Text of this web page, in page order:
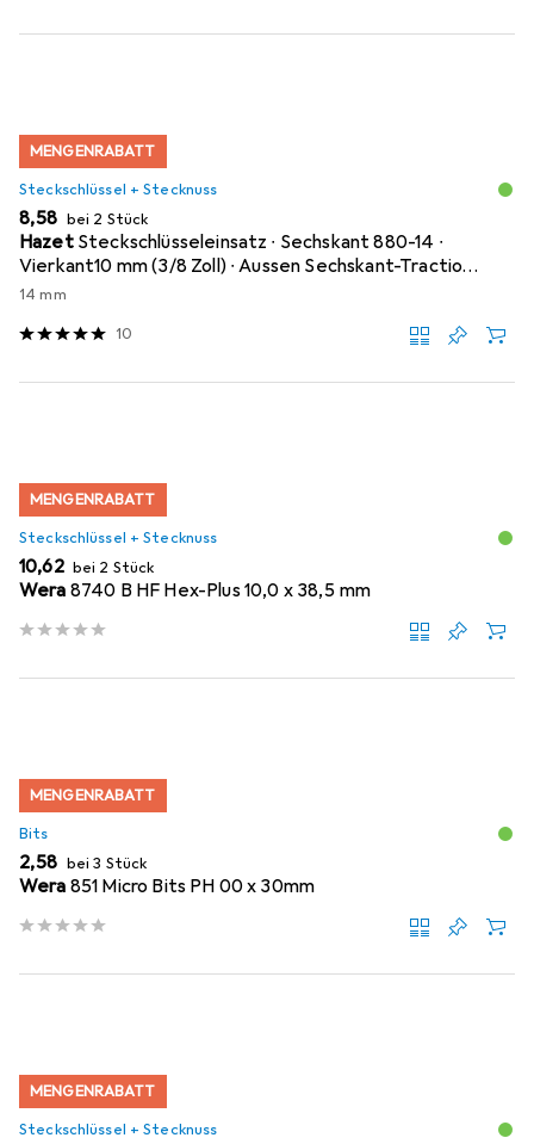
MENGENRABATT
Steckschlüssel + Stecknuss
EUR
8,58 bei 2 Stück
Hazet Steckschlüsseleinsatz ∙ Sechskant 880-14 ∙
Vierkant10 mm (3/8 Zoll) ∙ Aussen Sechskant-Tractio…
14 mm
10
MENGENRABATT
Steckschlüssel + Stecknuss
EUR
10,62 bei 2 Stück
Wera 8740 B HF Hex-Plus 10,0 x 38,5 mm
MENGENRABATT
Bits
EUR
2,58 bei 3 Stück
Wera 851 Micro Bits PH 00 x 30mm
MENGENRABATT
Steckschlüssel + Stecknuss